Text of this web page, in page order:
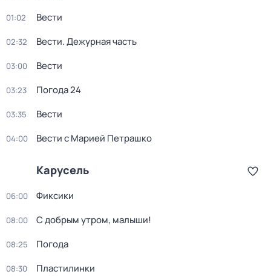
01:02 Вести
02:32 Вести. Дежурная часть
03:00 Вести
03:23 Погода 24
03:35 Вести
04:00 Вести с Марией Петрашко
Карусель
06:00 Фиксики
08:00 С добрым утром, малыши!
08:25 Погода
08:30 Пластилинки